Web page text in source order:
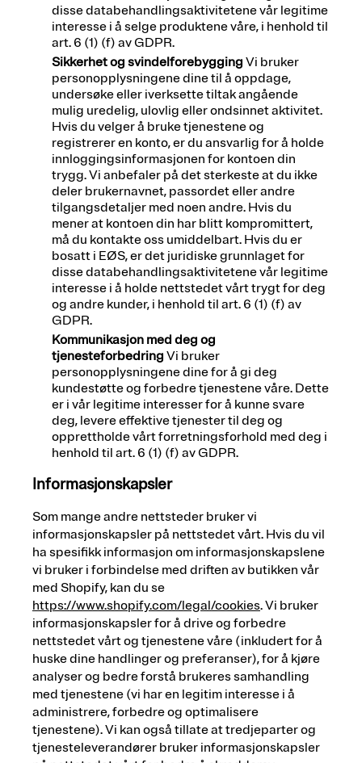
disse databehandlingsaktivitetene vår legitime
interesse i å selge produktene våre, i henhold til
art. 6 (1) (f) av GDPR.
Sikkerhet og svindelforebygging Vi bruker
personopplysningene dine til å oppdage,
undersøke eller iverksette tiltak angående
mulig uredelig, ulovlig eller ondsinnet aktivitet.
Hvis du velger å bruke tjenestene og
registrerer en konto, er du ansvarlig for å holde
innloggingsinformasjonen for kontoen din
trygg. Vi anbefaler på det sterkeste at du ikke
deler brukernavnet, passordet eller andre
tilgangsdetaljer med noen andre. Hvis du
mener at kontoen din har blitt kompromittert,
må du kontakte oss umiddelbart. Hvis du er
bosatt i EØS, er det juridiske grunnlaget for
disse databehandlingsaktivitetene vår legitime
interesse i å holde nettstedet vårt trygt for deg
og andre kunder, i henhold til art. 6 (1) (f) av
GDPR.
Kommunikasjon med deg og
tjenesteforbedring Vi bruker
personopplysningene dine for å gi deg
kundestøtte og forbedre tjenestene våre. Dette
er i vår legitime interesser for å kunne svare
deg, levere effektive tjenester til deg og
opprettholde vårt forretningsforhold med deg i
henhold til art. 6 (1) (f) av GDPR.
Informasjonskapsler
Som mange andre nettsteder bruker vi
informasjonskapsler på nettstedet vårt. Hvis du vil
ha spesifikk informasjon om informasjonskapslene
vi bruker i forbindelse med driften av butikken vår
med Shopify, kan du se
https://www.shopify.com/legal/cookies. Vi bruker
informasjonskapsler for å drive og forbedre
nettstedet vårt og tjenestene våre (inkludert for å
huske dine handlinger og preferanser), for å kjøre
analyser og bedre forstå brukeres samhandling
med tjenestene (vi har en legitim interesse i å
administrere, forbedre og optimalisere
tjenestene). Vi kan også tillate at tredjeparter og
tjenesteleverandører bruker informasjonskapsler